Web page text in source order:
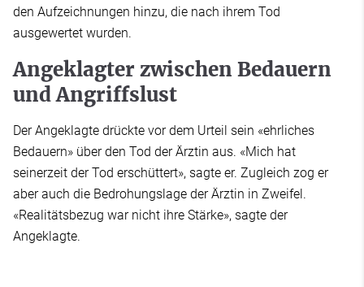
den Aufzeichnungen hinzu, die nach ihrem Tod
ausgewertet wurden.
Angeklagter zwischen Bedauern
und Angriffslust
Der Angeklagte drückte vor dem Urteil sein «ehrliches
Bedauern» über den Tod der Ärztin aus. «Mich hat
seinerzeit der Tod erschüttert», sagte er. Zugleich zog er
aber auch die Bedrohungslage der Ärztin in Zweifel.
«Realitätsbezug war nicht ihre Stärke», sagte der
Angeklagte.